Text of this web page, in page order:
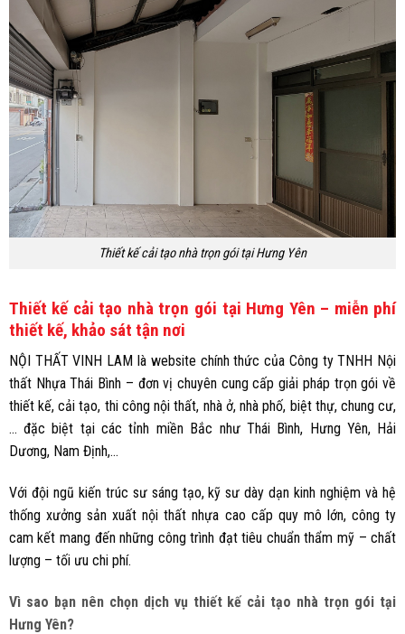
Thiết kế cải tạo nhà trọn gói tại Hưng Yên
Thiết kế cải tạo nhà trọn gói tại Hưng Yên – miễn phí
thiết kế, khảo sát tận nơi
NỘI THẤT VINH LAM là website chính thức của Công ty TNHH Nội
thất Nhựa Thái Bình – đơn vị chuyên cung cấp giải pháp trọn gói về
thiết kế, cải tạo, thi công nội thất, nhà ở, nhà phố, biệt thự, chung cư,
… đặc biệt tại các tỉnh miền Bắc như Thái Bình, Hưng Yên, Hải
Dương, Nam Định,…
Với đội ngũ kiến trúc sư sáng tạo, kỹ sư dày dạn kinh nghiệm và hệ
thống xưởng sản xuất nội thất nhựa cao cấp quy mô lớn, công ty
cam kết mang đến những công trình đạt tiêu chuẩn thẩm mỹ – chất
lượng – tối ưu chi phí.
Vì sao bạn nên chọn dịch vụ thiết kế cải tạo nhà trọn gói tại
Hưng Yên?